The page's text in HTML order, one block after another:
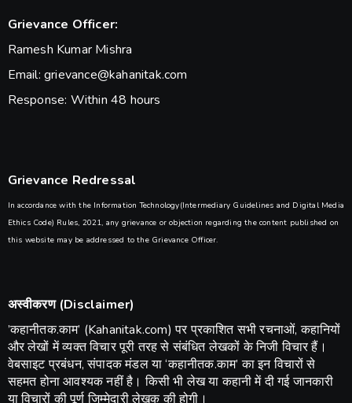
Grievance Officer:
Ramesh Kumar Mishra
Email: grievance@kahanitak.com
Response: Within 48 hours
Grievance Redressal
In accordance with the Information Technology(Intermediary Guidelines and Digital Media
Ethics Code) Rules, 2021, any grievance or objection regarding the content published on
this website may be addressed to the Grievance Officer.
अस्वीकरण (Disclaimer)
​’कहानीतक.काम’ (Kahanitak.com) पर प्रकाशित सभी रचनाओं, कहानियों
और लेखों में व्यक्त विचार पूरी तरह से संबंधित लेखकों के निजी विचार हैं।
वेबसाइट प्रबंधन, संपादक मंडल या ‘कहानीतक.काम’ का इन विचारों से
सहमत होना आवश्यक नहीं है। किसी भी लेख या कहानी में दी गई जानकारी
या विचारों की पूर्ण जिम्मेदारी लेखक की होगी।